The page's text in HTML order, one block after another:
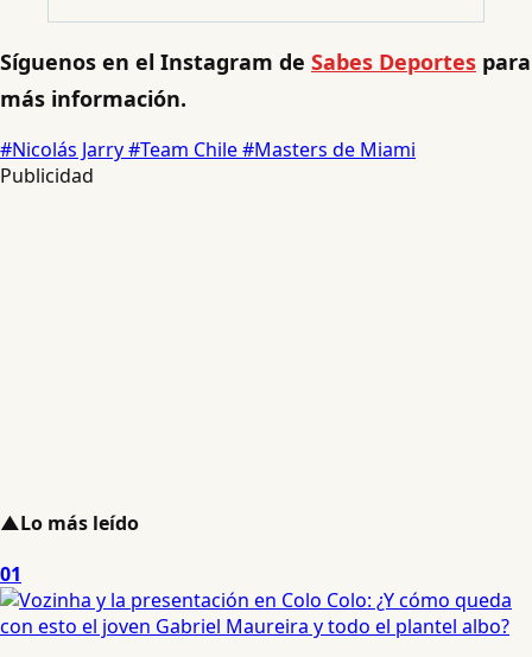
Síguenos en el Instagram de Sabes Deportes para
más información.
#Nicolás Jarry#Team Chile#Masters de Miami
Publicidad
▲Lo más leído
01